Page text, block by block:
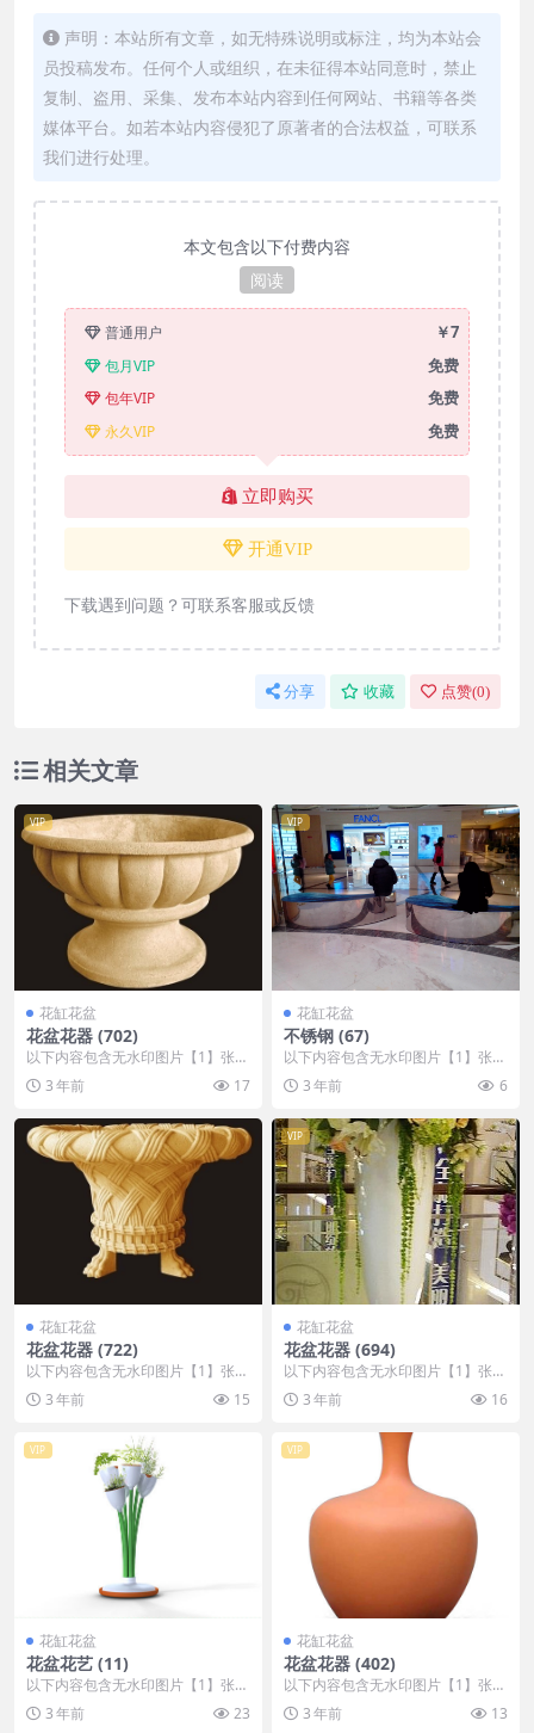
声明：本站所有文章，如无特殊说明或标注，均为本站会
员投稿发布。任何个人或组织，在未征得本站同意时，禁止
复制、盗用、采集、发布本站内容到任何网站、书籍等各类
媒体平台。如若本站内容侵犯了原著者的合法权益，可联系
我们进行处理。
本文包含以下付费内容
阅读
普通用户 ￥7
包月VIP 免费
包年VIP 免费
永久VIP 免费
立即购买
开通VIP
下载遇到问题？可联系客服或反馈
分享 收藏 点赞(0)
相关文章
VIP
花缸花盆
花盆花器 (702)
以下内容包含无水印图片【1】张
，开通会员无障碍浏览 开通VIP会
员 3 年前 17
VIP
花缸花盆
不锈钢 (67)
以下内容包含无水印图片【1】张
，开通会员无障碍浏览 开通VIP会
员 3 年前 6
花缸花盆
花盆花器 (722)
以下内容包含无水印图片【1】张
，开通会员无障碍浏览 开通VIP会
员 3 年前 15
VIP
花缸花盆
花盆花器 (694)
以下内容包含无水印图片【1】张
，开通会员无障碍浏览 开通VIP会
员 3 年前 16
VIP
花缸花盆
花盆花艺 (11)
以下内容包含无水印图片【1】张
，开通会员无障碍浏览 开通VIP会
员 3 年前 23
VIP
花缸花盆
花盆花器 (402)
以下内容包含无水印图片【1】张
，开通会员无障碍浏览 开通VIP会
员 3 年前 13